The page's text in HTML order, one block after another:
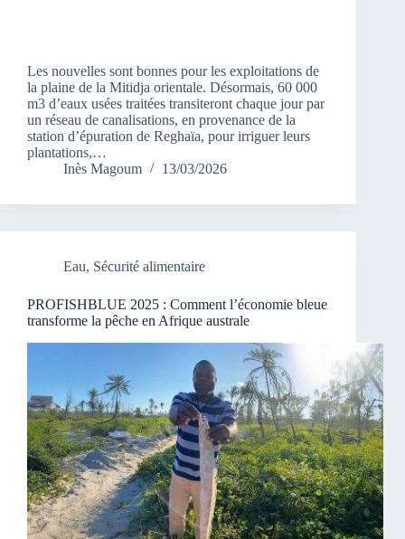
Les nouvelles sont bonnes pour les exploitations de
la plaine de la Mitidja orientale. Désormais, 60 000
m3 d’eaux usées traitées transiteront chaque jour par
un réseau de canalisations, en provenance de la
station d’épuration de Reghaïa, pour irriguer leurs
plantations,…
Inès Magoum
13/03/2026
Eau, Sécurité alimentaire
PROFISHBLUE 2025 : Comment l’économie bleue
transforme la pêche en Afrique australe